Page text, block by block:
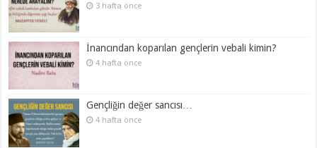
3 hafta önce
İnancından koparılan gençlerin vebali kimin?
4 hafta önce
Gençliğin değer sancısı…
4 hafta önce